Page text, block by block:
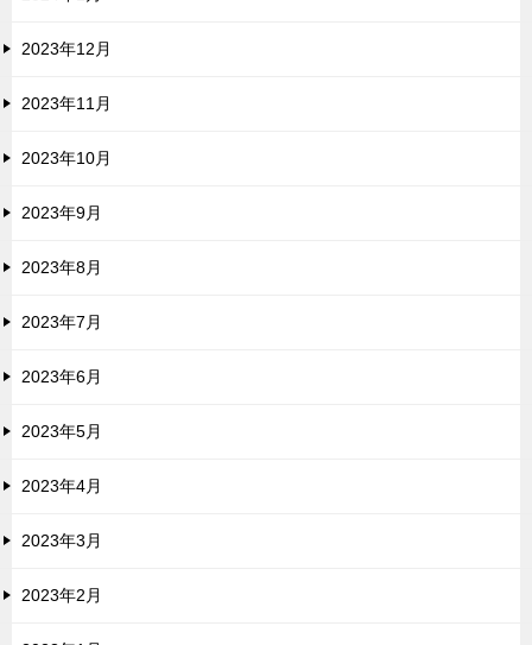
2023年12月
2023年11月
2023年10月
2023年9月
2023年8月
2023年7月
2023年6月
2023年5月
2023年4月
2023年3月
2023年2月